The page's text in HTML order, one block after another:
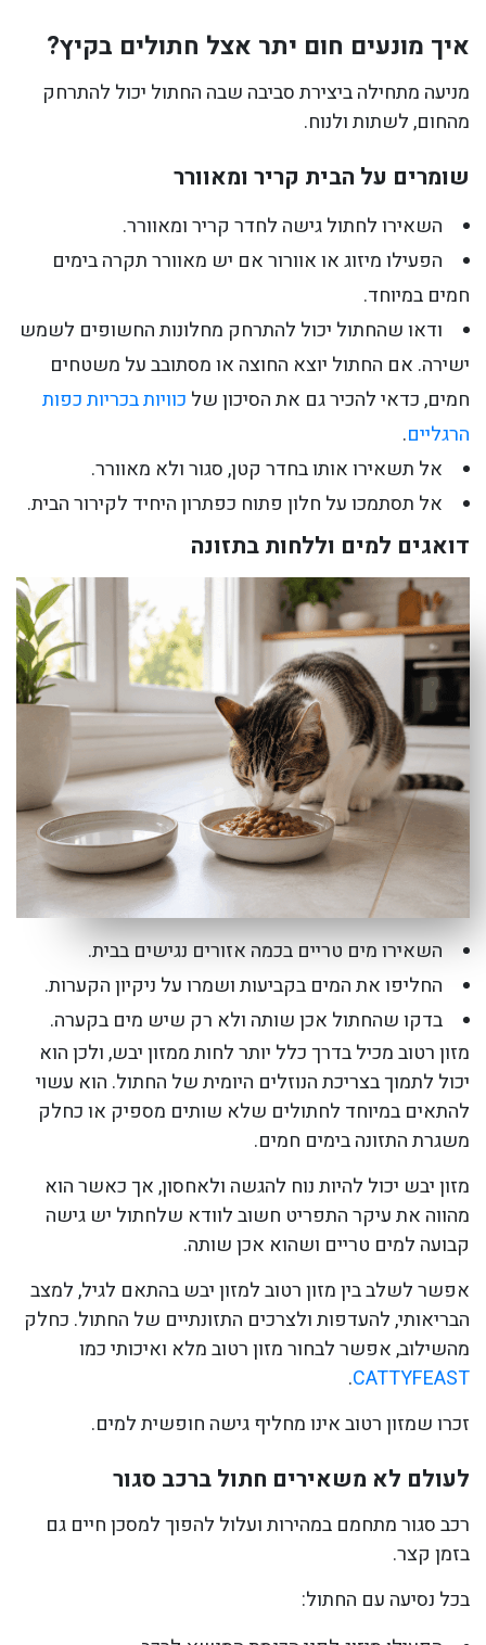
איך מונעים חום יתר אצל חתולים בקיץ?
מניעה מתחילה ביצירת סביבה שבה החתול יכול להתרחק
מהחום, לשתות ולנוח.
שומרים על הבית קריר ומאוורר
השאירו לחתול גישה לחדר קריר ומאוורר.
הפעילו מיזוג או אוורור אם יש מאוורר תקרה בימים
חמים במיוחד.
ודאו שהחתול יכול להתרחק מחלונות החשופים לשמש
ישירה. אם החתול יוצא החוצה או מסתובב על משטחים
חמים, כדאי להכיר גם את הסיכון של כוויות בכריות כפות
הרגליים.
אל תשאירו אותו בחדר קטן, סגור ולא מאוורר.
אל תסתמכו על חלון פתוח כפתרון היחיד לקירור הבית.
דואגים למים וללחות בתזונה
השאירו מים טריים בכמה אזורים נגישים בבית.
החליפו את המים בקביעות ושמרו על ניקיון הקערות.
בדקו שהחתול אכן שותה ולא רק שיש מים בקערה.
מזון רטוב מכיל בדרך כלל יותר לחות ממזון יבש, ולכן הוא
יכול לתמוך בצריכת הנוזלים היומית של החתול. הוא עשוי
להתאים במיוחד לחתולים שלא שותים מספיק או כחלק
משגרת התזונה בימים חמים.
מזון יבש יכול להיות נוח להגשה ולאחסון, אך כאשר הוא
מהווה את עיקר התפריט חשוב לוודא שלחתול יש גישה
קבועה למים טריים ושהוא אכן שותה.
אפשר לשלב בין מזון רטוב למזון יבש בהתאם לגיל, למצב
הבריאותי, להעדפות ולצרכים התזונתיים של החתול. כחלק
מהשילוב, אפשר לבחור מזון רטוב מלא ואיכותי כמו
CATTYFEAST
.
זכרו שמזון רטוב אינו מחליף גישה חופשית למים.
לעולם לא משאירים חתול ברכב סגור
רכב סגור מתחמם במהירות ועלול להפוך למסכן חיים גם
בזמן קצר.
בכל נסיעה עם החתול: